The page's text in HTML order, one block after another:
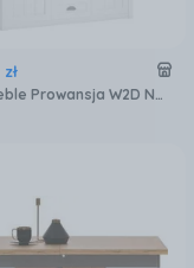
zł
Gała Meble Prowansja W2D Nadstawka